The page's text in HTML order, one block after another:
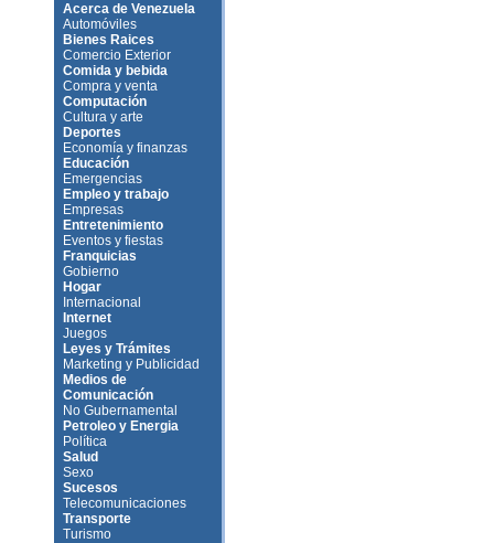
Acerca de Venezuela
Automóviles
Bienes Raices
Comercio Exterior
Comida y bebida
Compra y venta
Computación
Cultura y arte
Deportes
Economía y finanzas
Educación
Emergencias
Empleo y trabajo
Empresas
Entretenimiento
Eventos y fiestas
Franquicias
Gobierno
Hogar
Internacional
Internet
Juegos
Leyes y Trámites
Marketing y Publicidad
Medios de
Comunicación
No Gubernamental
Petroleo y Energia
Política
Salud
Sexo
Sucesos
Telecomunicaciones
Transporte
Turismo